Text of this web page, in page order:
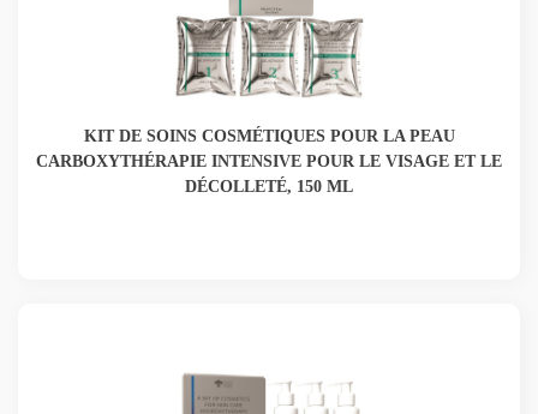
KIT DE SOINS COSMÉTIQUES POUR LA PEAU
CARBOXYTHÉRAPIE INTENSIVE POUR LE VISAGE ET LE
DÉCOLLETÉ, 150 ML